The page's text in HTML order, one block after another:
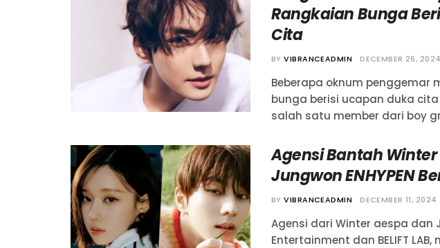
Rangkaian Bunga
Cita
BY VIBRANCEADMIN DECEMBER 26, 2024
Beberapa oknum penggemar
bunga berisi ucapan duka
salah satu member dari boy
Agensi Bantah
Jungwon ENHYPEN
BY VIBRANCEADMIN DECEMBER 11, 2024
Agensi dari Winter aespa dan
Entertainment dan BELIFT